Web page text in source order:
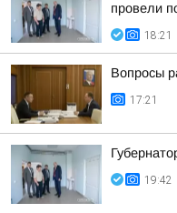
провели
18:21
Вопросы
17:21
19:42